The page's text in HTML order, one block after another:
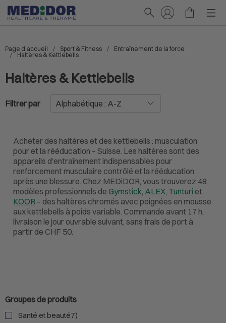
Page d'accueil Sport & Fitness
Entraînement de la force
Haltères & Kettlebells
Haltères & Kettlebells
Filtrer par
Acheter des haltères et des kettlebells : musculation
pour et la rééducation – Suisse. Les haltères sont des
appareils d'entraînement indispensables pour
renforcement musculaire contrôlé et la rééducation
après une blessure. Chez MEDiDOR, vous trouverez 48
modèles professionnels de Gymstick, ALEX, Tunturi et
KOOR – des haltères chromés avec poignées en mousse
aux kettlebells à poids variable. Commande avant 17 h,
livraison le jour ouvrable suivant, sans frais de port à
partir de CHF 50.
Groupes de produits
Santé et beauté7)